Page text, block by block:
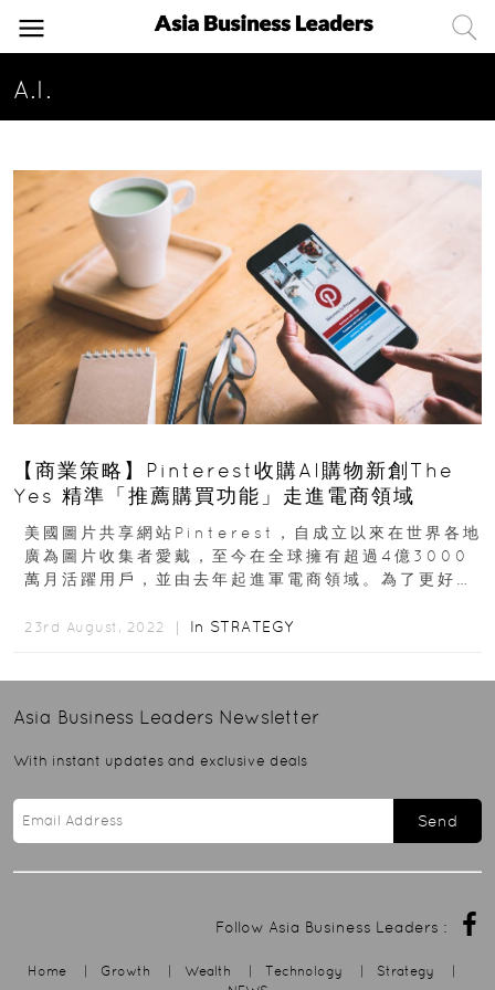
A.I.
【商業策略】Pinterest收購AI購物新創The
Yes 精準「推薦購買功能」走進電商領域
美國圖片共享網站Pinterest，自成立以來在世界各地
廣為圖片收集者愛戴，至今在全球擁有超過4億3000
萬月活躍用戶，並由去年起進軍電商領域。為了更好地
23rd August, 2022 ｜ In STRATEGY
Asia Business Leaders Newsletter
With instant updates and exclusive deals
Send
Follow Asia Business Leaders :
Home | Growth | Wealth | Technology | Strategy
|